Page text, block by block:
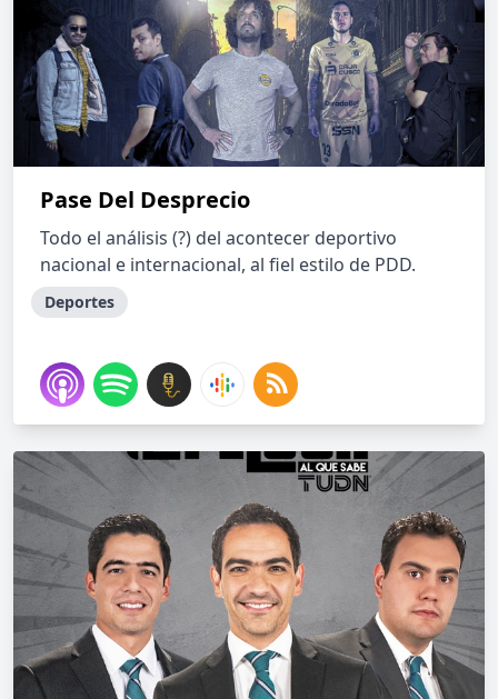
Pase Del Desprecio
Todo el análisis (?) del acontecer deportivo
nacional e internacional, al fiel estilo de PDD.
Deportes